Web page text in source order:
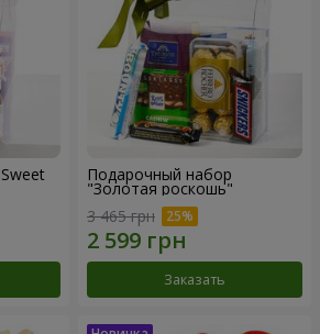
Подарочный набор
"Золотая роскошь"
3 465 грн
Заказать